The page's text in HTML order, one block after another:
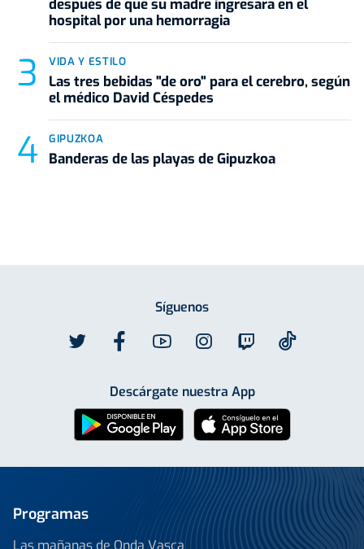
después de que su madre ingresara en el
hospital por una hemorragia
VIDA Y ESTILO
Las tres bebidas "de oro" para el cerebro, según
el médico David Céspedes
GIPUZKOA
Banderas de las playas de Gipuzkoa
Síguenos
Descárgate nuestra App
Programas
Las mañanas de Onda Vasca